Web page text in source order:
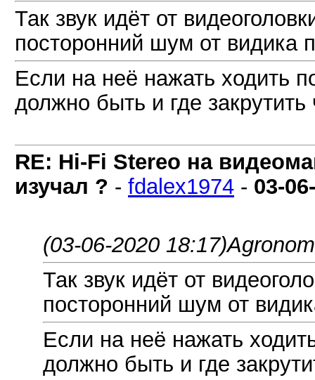
Так звук идёт от
посторонний шум от видика
Если на неё нажать ходить
должно быть и где
RE: Hi-Fi Stereo на
изучал ? - fdalex1974 - 03-
(03-06-2020 18:17)
Так звук идёт от
посторонний шум от
Если на неё нажать
должно быть и где